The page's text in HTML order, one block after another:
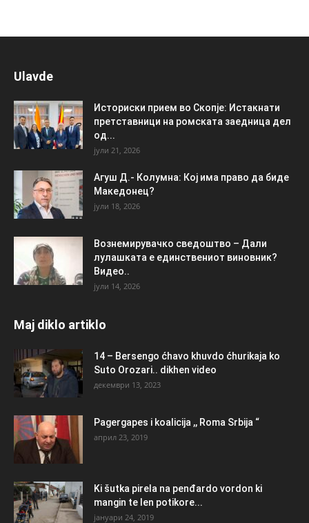
Ulavde
Историски прием во Скопје: Истакнати
претставници на ромската заедница дел
од...
јули 21, 2026
Агуш Д.- Колумна: Кој има право да биде
Македонец?
јули 18, 2026
Вознемирувачко сведоштво – Дали
лулашката е единствениот виновник?
Видео..
јули 14, 2026
Maj diklo artiklo
14 – Bersengo ćhavo khuvdo ćhurikaja ko
Suto Orozari.. dikhen video
декември 13, 2023
Pagergapes i koalicija ,, Roma Srbija “
април 23, 2019
Ki šutka pirela na penđardo vordon ki
mangin te len potikore...
јануари 24, 2019